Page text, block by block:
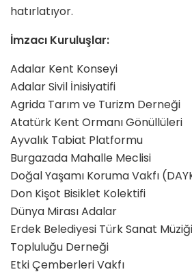
hatırlatıyor.
İmzacı Kuruluşlar:
Adalar Kent Konseyi
Adalar Sivil İnisiyatifi
Agrida Tarım ve Turizm Derneği
Atatürk Kent Ormanı Gönüllüleri
Ayvalık Tabiat Platformu
Burgazada Mahalle Meclisi
Doğal Yaşamı Koruma Vakfı
Don Kişot Bisiklet Kolektifi
Dünya Mirası Adalar
Erdek Belediyesi Türk Sanat
Topluluğu Derneği
Etki Çemberleri Vakfı